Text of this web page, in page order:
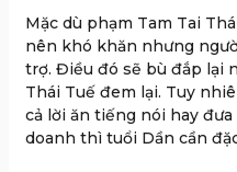
Mặc dù phạm Tam Tai
nên khó khăn nhưng
trợ. Điều đó sẽ bù đắp lại
Thái Tuế đem lại. Tuy
cả lời ăn tiếng nói hay
doanh thì tuổi Dần cần